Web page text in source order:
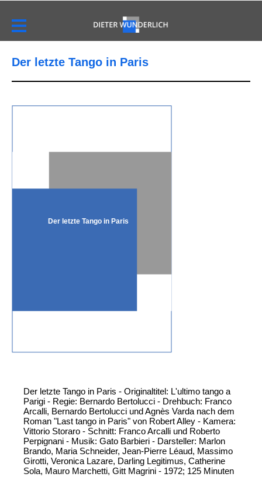
Der letzte Tango in Paris
Der letzte Tango in Paris
Der letzte Tango in Paris - Originaltitel: L'ultimo tango a
Parigi - Regie: Bernardo Bertolucci - Drehbuch: Franco
Arcalli, Bernardo Bertolucci und Agnès Varda nach dem
Roman "Last tango in Paris" von Robert Alley - Kamera:
Vittorio Storaro - Schnitt: Franco Arcalli und Roberto
Perpignani - Musik: Gato Barbieri - Darsteller: Marlon
Brando, Maria Schneider, Jean-Pierre Léaud, Massimo
Girotti, Veronica Lazare, Darling Legitimus, Catherine
Sola, Mauro Marchetti, Gitt Magrini - 1972; 125 Minuten